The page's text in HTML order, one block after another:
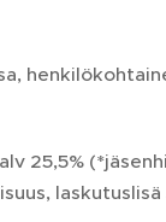
25,5%